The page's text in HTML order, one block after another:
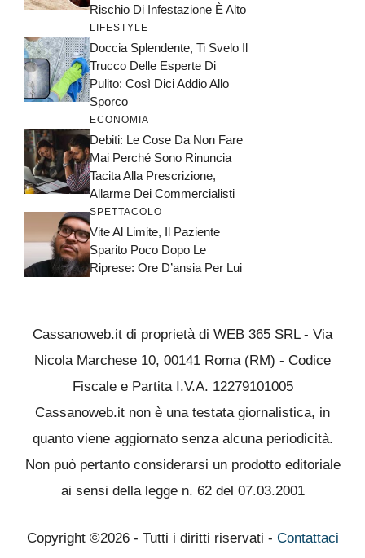
Rischio Di Infestazione È Alto
LIFESTYLE
Doccia Splendente, Ti Svelo Il
Trucco Delle Esperte Di
Pulito: Così Dici Addio Allo
Sporco
ECONOMIA
Debiti: Le Cose Da Non Fare
Mai Perché Sono Rinuncia
Tacita Alla Prescrizione,
Allarme Dei Commercialisti
SPETTACOLO
Vite Al Limite, Il Paziente
Sparito Poco Dopo Le
Riprese: Ore D’ansia Per Lui
Cassanoweb.it di proprietà di WEB 365 SRL - Via
Nicola Marchese 10, 00141 Roma (RM) - Codice
Fiscale e Partita I.V.A. 12279101005
Cassanoweb.it non è una testata giornalistica, in
quanto viene aggiornato senza alcuna periodicità.
Non può pertanto considerarsi un prodotto editoriale
ai sensi della legge n. 62 del 07.03.2001
Copyright ©2026 - Tutti i diritti riservati - Contattaci